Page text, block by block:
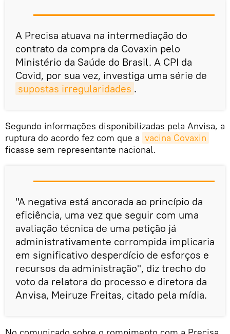
A Precisa atuava na intermediação do
contrato da compra da Covaxin pelo
Ministério da Saúde do Brasil. A CPI da
Covid, por sua vez, investiga uma série de
supostas irregularidades .
Segundo informações disponibilizadas pela Anvisa, a
ruptura do acordo fez com que a vacina Covaxin
ficasse sem representante nacional.
"A negativa está ancorada ao princípio da
eficiência, uma vez que seguir com uma
avaliação técnica de uma petição já
administrativamente corrompida implicaria
em significativo desperdício de esforços e
recursos da administração", diz trecho do
voto da relatora do processo e diretora da
Anvisa, Meiruze Freitas, citado pela mídia.